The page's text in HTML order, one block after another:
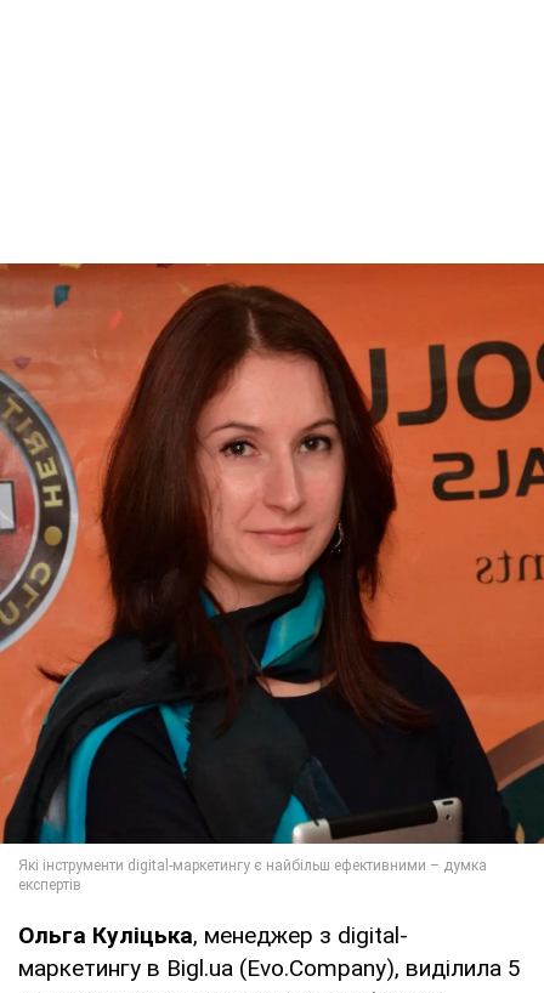
Ольга Куліцька, менеджер з digital-
маркетингу в Bigl.ua (Evo.Company), виділила 5